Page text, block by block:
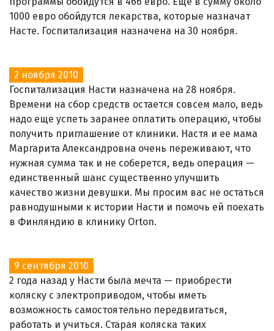
1000 евро обойдутся лекарства, которые назначат
Насте. Госпитализация назначена на 30 ноября.
2 ноября 2010
Госпитализация Насти назначена на 28 ноября.
Времени на сбор средств остается совсем мало, ведь
надо еще успеть заранее оплатить операцию, чтобы
получить приглашение от клиники. Настя и ее мама
Маргарита Александровна очень переживают, что
нужная сумма так и не соберется, ведь операция —
единственный шанс существенно улучшить
качество жизни девушки. Мы просим вас не остаться
равнодушными к истории Насти и помочь ей поехать
в Финляндию в клинику Orton.
9 сентября 2010
2 года назад у Насти была мечта — приобрести
коляску с электроприводом, чтобы иметь
возможность самостоятельно передвигаться,
работать и учиться. Старая коляска таких